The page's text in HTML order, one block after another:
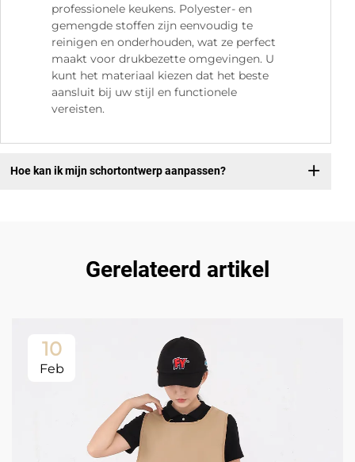
professionele keukens. Polyester- en
gemengde stoffen zijn eenvoudig te
reinigen en onderhouden, wat ze perfect
maakt voor drukbezette omgevingen. U
kunt het materiaal kiezen dat het beste
aansluit bij uw stijl en functionele
vereisten.
Hoe kan ik mijn schortontwerp aanpassen?
Gerelateerd artikel
10
Feb